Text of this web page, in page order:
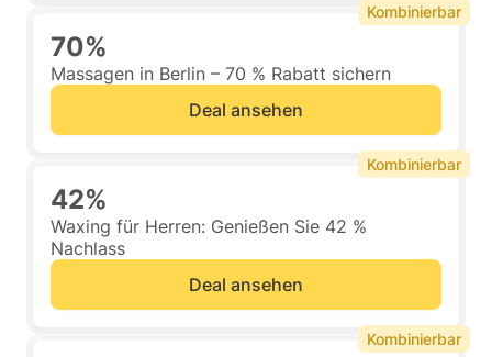
70%
Massagen in Berlin – 70 % Rabatt sichern
Deal ansehen
Kombinierbar
42%
Waxing für Herren: Genießen Sie 42 %
Nachlass
Deal ansehen
Kombinierbar
Kombinierbar